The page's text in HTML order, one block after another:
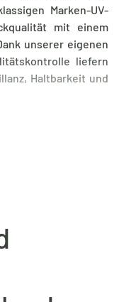
Marken-UV-
mit einem
unserer eigenen
liefern
Haltbarkeit und
Variante unseres
Daten für
empfehlen wir
Schriftzüge zu
Wichtig ist
auch, dass eure
und